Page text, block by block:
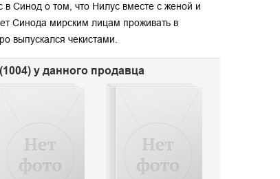
Синод о том, что Нилус вместе с женой и
Синода мирским лицам проживать в
выпускался чекистами.
у данного продавца